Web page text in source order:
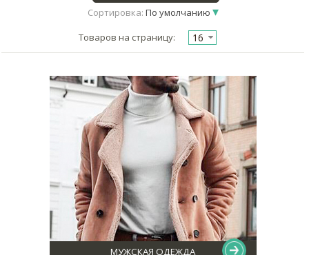
Сортировка: По умолчанию
Товаров на страницу: 16
МУЖСКАЯ ОДЕЖДА